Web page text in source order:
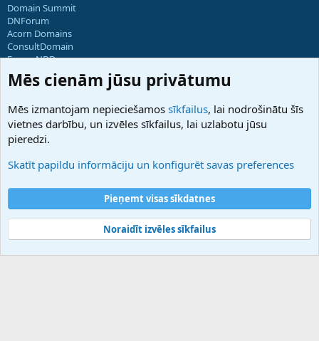
Domain Summit
DNForum
Acorn Domains
ConsultDomain
ForumNDD
Domainforum.ro
27.be
Hostmaria
Atbalsts
Palīdzība
Noteikumi un nosacījumi
Privātuma politika
Community platform by XenForo® © 2010-2025 XenForo Ltd.
Mēs cienām jūsu privātumu
Mēs izmantojam nepieciešamos sīkfailus, lai nodrošinātu šīs
vietnes darbību, un izvēles sīkfailus, lai uzlabotu jūsu
pieredzi.
Skatīt papildu informāciju un konfigurēt savas preferences
Pieņemt visas sīkdatnes
Noraidīt izvēles sīkfailus